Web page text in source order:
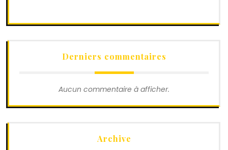
Derniers commentaires
Aucun commentaire à afficher.
Archive